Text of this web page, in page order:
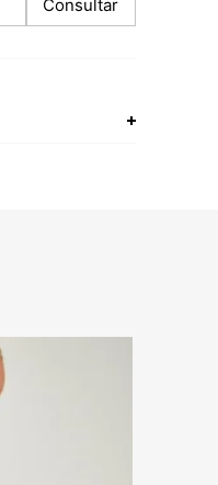
com o corte.
com a sua
Consultar